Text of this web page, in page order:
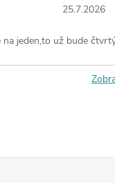
25.7.2026
na jeden,to už bude